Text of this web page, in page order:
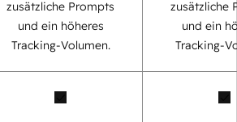
zusätzliche Prompts
und ein höheres
Tracking-Volumen.
zusätzliche
und ein
Tracking-